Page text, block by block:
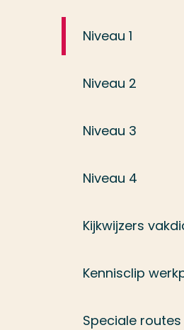
Niveau 1
Niveau 2
Niveau 3
Niveau 4
Kijkwijzers
Kennisclip
Speciale routes